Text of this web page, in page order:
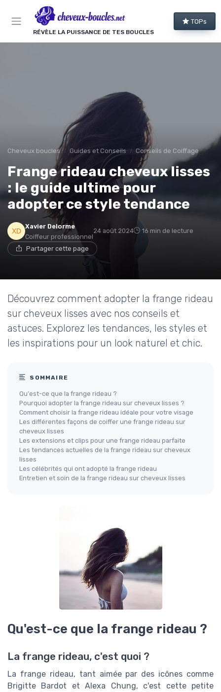
RÉVÈLE LA PUISSANCE DE TES BOUCLES
TOPs
Cheveux boucles Guides et Conseils Conseils de Coiffage
Frange rideau cheveux lisses
: le guide ultime pour
adopter ce style tendance
Xavier Delorme
Coiffeur professionnel
24 août 2024 16 min de lecture
Partager cette page
Découvrez comment adopter la frange rideau
sur cheveux lisses avec nos conseils et
astuces. Explorez les tendances, les styles et
les inspirations pour un look naturel et chic.
SOMMAIRE
Qu'est-ce que la frange rideau ?
Pourquoi adopter la frange rideau sur cheveux lisses ?
Comment choisir la frange rideau idéale pour votre visage
Les différentes façons de coiffer une frange rideau sur
cheveux lisses
Les extensions et clips pour une frange rideau parfaite
Les tendances actuelles de la frange rideau sur cheveux
lisses
Les célébrités qui ont adopté la frange rideau
Entretien et soin de la frange rideau sur cheveux lisses
Qu'est-ce que la frange rideau ?
La frange rideau, c'est quoi ?
La frange rideau, tant aimée par des icônes comme
Brigitte Bardot et Alexa Chung, c'est cette petite
Panneau de gestion des cookies